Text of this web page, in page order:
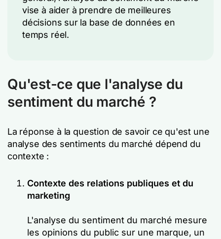
vise à aider à prendre de meilleures
décisions sur la base de données en
temps réel.
Qu'est-ce que l'analyse du
sentiment du marché ?
La réponse à la question de savoir ce qu'est une
analyse des sentiments du marché dépend du
contexte :
Contexte des relations publiques et du
marketing
L'analyse du sentiment du marché mesure
les opinions du public sur une marque, un